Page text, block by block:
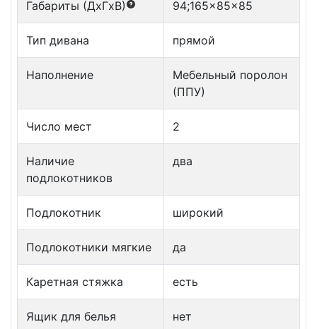
Габариты (ДxГxВ) 94;165x85x85
Тип дивана прямой
Наполнение
Мебельный поролон
(ППУ)
Число мест 2
Наличие
подлокотников
два
Подлокотник широкий
Подлокотники мягкие да
Каретная стяжка есть
Ящик для белья нет